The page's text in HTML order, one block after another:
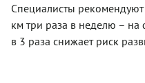
почти
кремообразную
текстуру.
кухнях
Ближнего
и
Специалисты
км три раза в неделю – на
в 3 раза снижает риск